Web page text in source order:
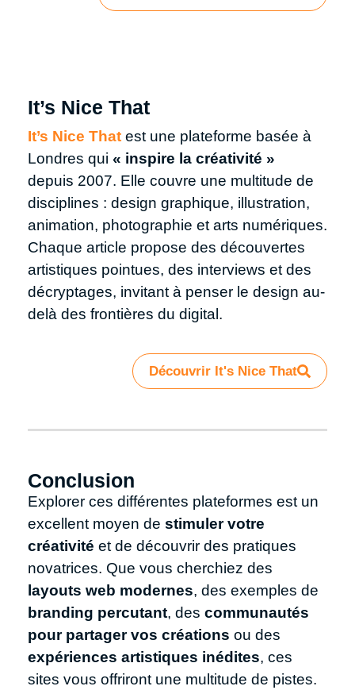
It’s Nice That
It’s Nice That est une plateforme basée à
Londres qui « inspire la créativité »
depuis 2007. Elle couvre une multitude de
disciplines : design graphique, illustration,
animation, photographie et arts numériques.
Chaque article propose des découvertes
artistiques pointues, des interviews et des
décryptages, invitant à penser le design au-
delà des frontières du digital.
Découvrir It's Nice That
Conclusion
Explorer ces différentes plateformes est un
excellent moyen de stimuler votre
créativité et de découvrir des pratiques
novatrices. Que vous cherchiez des
layouts web modernes, des exemples de
branding percutant, des communautés
pour partager vos créations ou des
expériences artistiques inédites, ces
sites vous offriront une multitude de pistes.